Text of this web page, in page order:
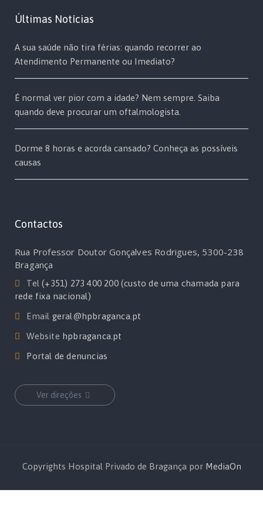
Últimas Notícias
A sua saúde não tira férias: quando recorrer ao
Atendimento Permanente ou Imediato?
É normal ver pior com a idade? Nem sempre. Saiba
quando deve procurar um oftalmologista.
Dorme 8 horas e acorda cansado? Conheça as possíveis
causas
Contactos
Rua Professor Doutor Gonçalves Rodrigues, 5300-238
Bragança
Tel(+351) 273 400 200 (custo de uma chamada para
rede fixa nacional)
Email geral@hpbraganca.pt
Website hpbraganca.pt
Portal de denuncias
Ver direções
Copyrights Hospital Privado de Bragança por MediaOn